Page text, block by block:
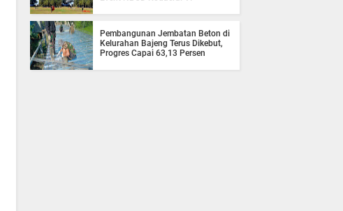
Pembangunan Jembatan Beton di
Kelurahan Bajeng Terus Dikebut,
Progres Capai 63,13 Persen